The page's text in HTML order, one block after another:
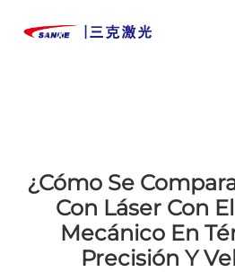
¿Cómo Se
Con Láser Con
Mecánico En
Precisión Y